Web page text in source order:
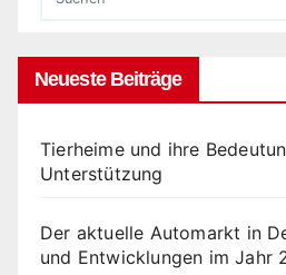
Neueste Beiträge
Tierheime und ihre
Unterstützung
Der aktuelle Automarkt in
und Entwicklungen im Jahr